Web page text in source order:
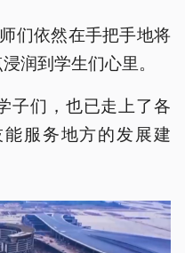
们依然在手把手地将
润到学生们心里。
子们，也已走上了各
服务地方的发展建